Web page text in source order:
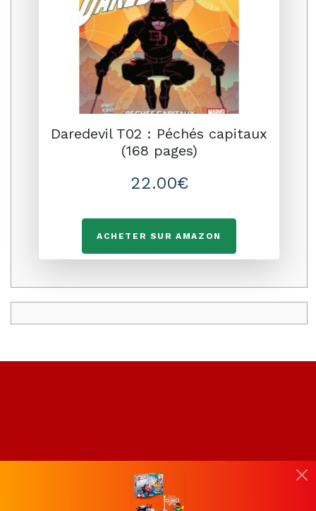
Daredevil T02 : Péchés capitaux
(168 pages)
22.00€
ACHETER SUR AMAZON
Nous contacter